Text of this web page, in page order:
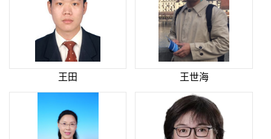
王田 王世海